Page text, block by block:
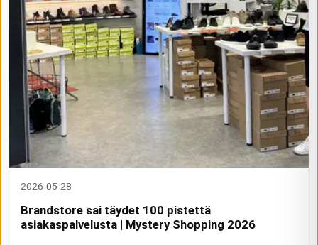
2026-05-28
Brandstore sai täydet 100 pistettä
asiakaspalvelusta | Mystery Shopping 2026